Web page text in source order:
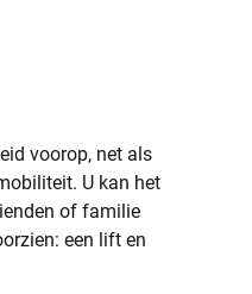
voorop, net als
U kan het
of familie
een lift en